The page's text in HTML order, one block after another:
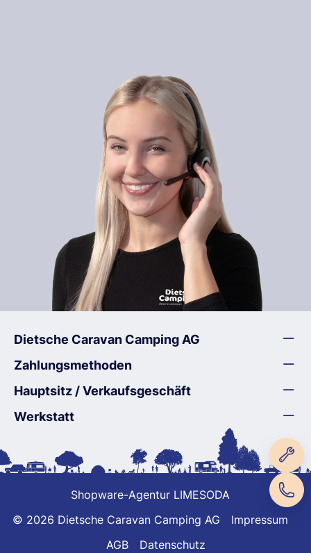
Dietsche Caravan Camping AG
Zahlungsmethoden
Hauptsitz / Verkaufsgeschäft
Werkstatt
Shopware-Agentur LIMESODA
© 2026 Dietsche Caravan Camping AG
Impressum
AGB
Datenschutz